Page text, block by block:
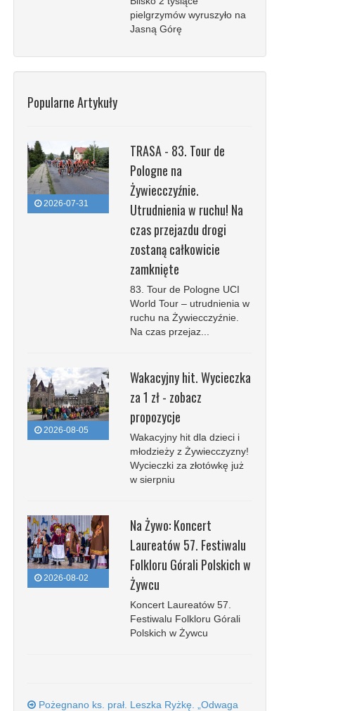
pielgrzymów wyruszyło na
Jasną Górę
Popularne Artykuły
2026-07-31
TRASA - 83. Tour de
Pologne na
Żywiecczyźnie.
Utrudnienia w ruchu! Na
czas przejazdu drogi
zostaną całkowicie
zamknięte
83. Tour de Pologne UCI
World Tour – utrudnienia w
ruchu na Żywiecczyźnie.
Na czas przejaz...
2026-08-05
Wakacyjny hit. Wycieczka
za 1 zł - zobacz
propozycje
Wakacyjny hit dla dzieci i
młodzieży z Żywiecczyzny!
Wycieczki za złotówkę już
w sierpniu
2026-08-02
Na Żywo: Koncert
Laureatów 57. Festiwalu
Folkloru Górali Polskich w
Żywcu
Koncert Laureatów 57.
Festiwalu Folkloru Górali
Polskich w Żywcu
Pożegnano ks. prał. Leszka Ryżkę. „Odwaga